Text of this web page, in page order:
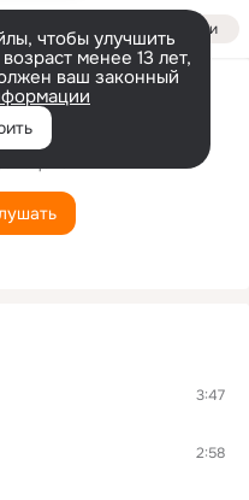
Войти
чтобы улучшить
менее 13 лет,
ваш законный
Good
3:47
2:58